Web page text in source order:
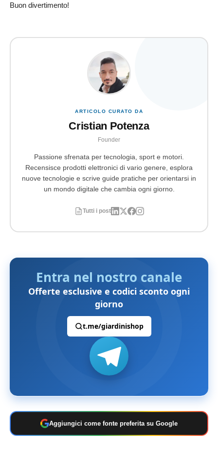
Buon divertimento!
ARTICOLO CURATO DA
Cristian Potenza
Founder
Passione sfrenata per tecnologia, sport e motori.
Recensisce prodotti elettronici di vario genere, esplora
nuove tecnologie e scrive guide pratiche per orientarsi in
un mondo digitale che cambia ogni giorno.
Tutti i post
Entra nel nostro canale
Offerte esclusive e codici sconto ogni
giorno
t.me/giardinishop
Aggiungici come fonte preferita su Google